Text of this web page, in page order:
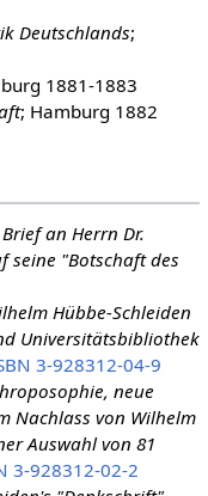
Deutschlands;
1881-1883
; Hamburg 1882
an Herrn Dr.
seine "Botschaft des
Hübbe-Schleiden
Universitätsbibliothek
3-928312-04-9
neue
Nachlass von Wilhelm
Auswahl von 81
3-928312-02-2